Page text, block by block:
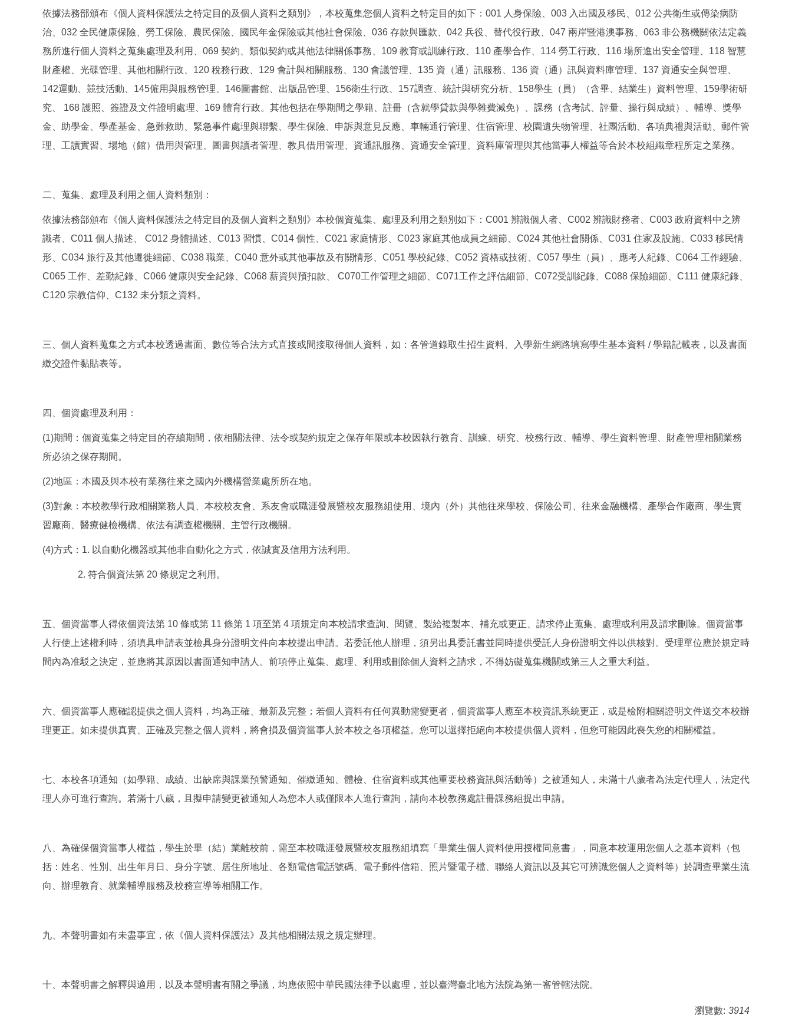
依據法務部頒布《個人資料保護法之特定目的及個人資料之類別》，本校蒐集您個人資料之特定目的如下：001 人身保險、003 入出國及移民、012 公共衛生或傳染病防
治、032 全民健康保險、勞工保險、農民保險、國民年金保險或其他社會保險、036 存款與匯款、042 兵役、替代役行政、047 兩岸暨港澳事務、063 非公務機關依法定義
務所進行個人資料之蒐集處理及利用、069 契約、類似契約或其他法律關係事務、109 教育或訓練行政、110 產學合作、114 勞工行政、116 場所進出安全管理、118 智慧
財產權、光碟管理、其他相關行政、120 稅務行政、129 會計與相關服務、130 會議管理、135 資（通）訊服務、136 資（通）訊與資料庫管理、137 資通安全與管理、
142運動、競技活動、145僱用與服務管理、146圖書館、出版品管理、156衛生行政、157調查、統計與研究分析、158學生（員）（含畢、結業生）資料管理、159學術研
究、 168 護照、簽證及文件證明處理、169 體育行政。其他包括在學期間之學籍、註冊（含就學貸款與學雜費減免）、課務（含考試、評量、操行與成績）、輔導、獎學
金、助學金、學產基金、急難救助、緊急事件處理與聯繫、學生保險、申訴與意見反應、車輛通行管理、住宿管理、校園遺失物管理、社團活動、各項典禮與活動、郵件管
理、工讀實習、場地（館）借用與管理、圖書與讀者管理、教具借用管理、資通訊服務、資通安全管理、資料庫管理與其他當事人權益等合於本校組織章程所定之業務。
二、蒐集、處理及利用之個人資料類別：
依據法務部頒布《個人資料保護法之特定目的及個人資料之類別》本校個資蒐集、處理及利用之類別如下：C001 辨識個人者、C002 辨識財務者、C003 政府資料中之辨
識者、C011 個人描述、 C012 身體描述、C013 習慣、C014 個性、C021 家庭情形、C023 家庭其他成員之細節、C024 其他社會關係、C031 住家及設施、C033 移民情
形、C034 旅行及其他遷徙細節、C038 職業、C040 意外或其他事故及有關情形、C051 學校紀錄、C052 資格或技術、C057 學生（員）、應考人紀錄、C064 工作經驗、
C065 工作、差勤紀錄、C066 健康與安全紀錄、C068 薪資與預扣款、 C070工作管理之細節、C071工作之評估細節、C072受訓紀錄、C088 保險細節、C111 健康紀錄、
C120 宗教信仰、C132 未分類之資料。
三、個人資料蒐集之方式本校透過書面、數位等合法方式直接或間接取得個人資料，如：各管道錄取生招生資料、入學新生網路填寫學生基本資料 / 學籍記載表，以及書面
繳交證件黏貼表等。
四、個資處理及利用：
(1)期間：個資蒐集之特定目的存續期間，依相關法律、法令或契約規定之保存年限或本校因執行教育、訓練、研究、校務行政、輔導、學生資料管理、財產管理相關業務
所必須之保存期間。
(2)地區：本國及與本校有業務往來之國內外機構營業處所所在地。
(3)對象：本校教學行政相關業務人員、本校校友會、系友會或職涯發展暨校友服務組使用、境內（外）其他往來學校、保險公司、往來金融機構、產學合作廠商、學生實
習廠商、醫療健檢機構、依法有調查權機關、主管行政機關。
(4)方式：1. 以自動化機器或其他非自動化之方式，依誠實及信用方法利用。
2. 符合個資法第 20 條規定之利用。
五、個資當事人得依個資法第 10 條或第 11 條第 1 項至第 4 項規定向本校請求查詢、閱覽、製給複製本、補充或更正、請求停止蒐集、處理或利用及請求刪除。個資當事
人行使上述權利時，須填具申請表並檢具身分證明文件向本校提出申請。若委託他人辦理，須另出具委託書並同時提供受託人身份證明文件以供核對。受理單位應於規定時
間內為准駁之決定，並應將其原因以書面通知申請人。前項停止蒐集、處理、利用或刪除個人資料之請求，不得妨礙蒐集機關或第三人之重大利益。
六、個資當事人應確認提供之個人資料，均為正確、最新及完整；若個人資料有任何異動需變更者，個資當事人應至本校資訊系統更正，或是檢附相關證明文件送交本校辦
理更正。如未提供真實、正確及完整之個人資料，將會損及個資當事人於本校之各項權益。您可以選擇拒絕向本校提供個人資料，但您可能因此喪失您的相關權益。
七、本校各項通知（如學籍、成績、出缺席與課業預警通知、催繳通知、體檢、住宿資料或其他重要校務資訊與活動等）之被通知人，未滿十八歲者為法定代理人，法定代
理人亦可進行查詢。若滿十八歲，且擬申請變更被通知人為您本人或僅限本人進行查詢，請向本校教務處註冊課務組提出申請。
八、為確保個資當事人權益，學生於畢（結）業離校前，需至本校職涯發展暨校友服務組填寫「畢業生個人資料使用授權同意書」，同意本校運用您個人之基本資料（包
括：姓名、性別、出生年月日、身分字號、居住所地址、各類電信電話號碼、電子郵件信箱、照片暨電子檔、聯絡人資訊以及其它可辨識您個人之資料等）於調查畢業生流
向、辦理教育、就業輔導服務及校務宣導等相關工作。
九、本聲明書如有未盡事宜，依《個人資料保護法》及其他相關法規之規定辦理。
十、本聲明書之解釋與適用，以及本聲明書有關之爭議，均應依照中華民國法律予以處理，並以臺灣臺北地方法院為第一審管轄法院。
瀏覽數: 3914